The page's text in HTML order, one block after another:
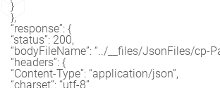
}
},
“response”: {
“status”: 200,
“bodyFileName”: “../__files/JsonFiles/cp-
“headers”: {
“Content-Type”: “application/json”,
“charset”: “utf-8”